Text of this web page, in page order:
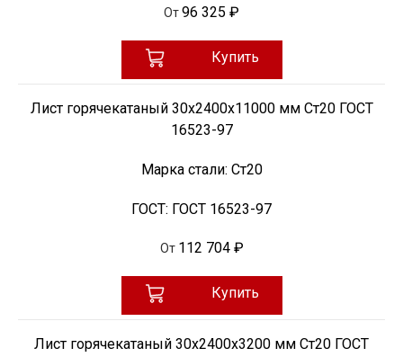
От96 325 ₽
Купить
Лист горячекатаный 30х2400х11000 мм Ст20 ГОСТ
16523-97
Марка стали: Ст20
ГОСТ: ГОСТ 16523-97
От 112 704 ₽
Купить
Лист горячекатаный 30х2400х3200 мм Ст20 ГОСТ